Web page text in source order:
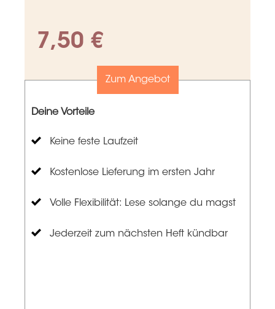
7,50 €
Zum Angebot
Deine Vorteile
Keine feste Laufzeit
Kostenlose Lieferung im ersten Jahr
Volle Flexibilität: Lese solange du magst
Jederzeit zum nächsten Heft kündbar